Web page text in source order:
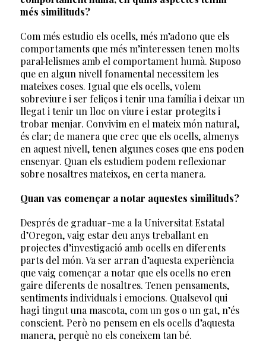
més similituds?
Com més estudio els ocells, més m’adono que els
comportaments que més m’interessen tenen molts
paral·lelismes amb el comportament humà. Suposo
que en algun nivell fonamental necessitem les
mateixes coses. Igual que els ocells, volem
sobreviure i ser feliços i tenir una família i deixar un
llegat i tenir un lloc on viure i estar protegits i
trobar menjar. Convivim en el mateix món natural,
és clar; de manera que crec que els ocells, almenys
en aquest nivell, tenen algunes coses que ens poden
ensenyar. Quan els estudiem podem reflexionar
sobre nosaltres mateixos, en certa manera.
Quan vas començar a notar aquestes similituds?
Després de graduar-me a la Universitat Estatal
d’Oregon, vaig estar deu anys treballant en
projectes d’investigació amb ocells en diferents
parts del món. Va ser arran d’aquesta experiència
que vaig començar a notar que els ocells no eren
gaire diferents de nosaltres. Tenen pensaments,
sentiments individuals i emocions. Qualsevol qui
hagi tingut una mascota, com un gos o un gat, n’és
conscient. Però no pensem en els ocells d’aquesta
manera, perquè no els coneixem tan bé.